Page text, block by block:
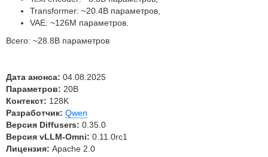
Transformer: ~20.4B параметров,
VAE: ~126M параметров.
Всего: ~28.8B параметров
Дата анонса: 04.08.2025
Параметров: 20B
Контекст: 128K
Разработчик: Qwen
Версия Diffusers: 0.35.0
Версия vLLM-Omni: 0.11.0rc1
Лицензия: Apache 2.0